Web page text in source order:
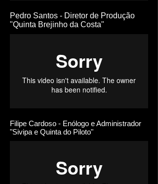
Pedro Santos - Diretor de Produção
"Quinta Brejinho da Costa"
Filipe Cardoso - Enólogo e Administrador
"Sivipa e Quinta do Piloto"